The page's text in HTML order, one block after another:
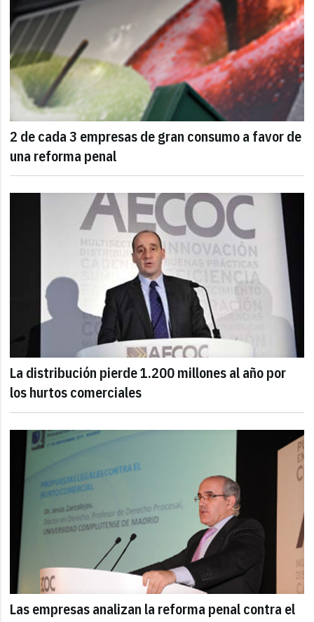
2 de cada 3 empresas de gran consumo a favor de
una reforma penal
La distribución pierde 1.200 millones al año por
los hurtos comerciales
Las empresas analizan la reforma penal contra el